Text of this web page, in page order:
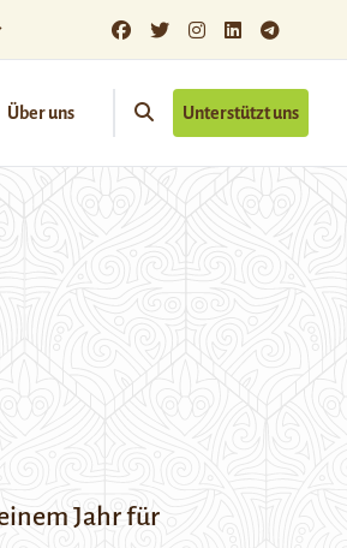
Über uns Unterstützt uns
Jahr für